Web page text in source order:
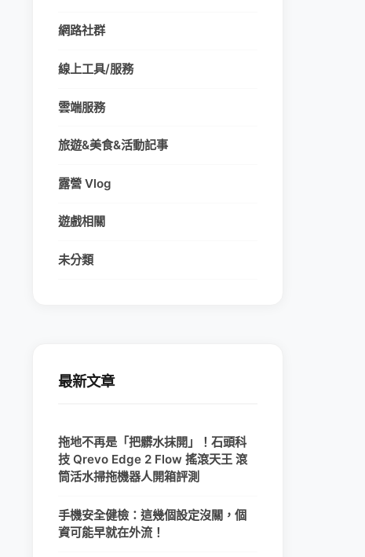
網路社群
線上工具/服務
雲端服務
旅遊&美食&活動記事
露營 Vlog
遊戲相關
未分類
最新文章
拖地不再是「把髒水抹開」！石頭科
技 Qrevo Edge 2 Flow 搖滾天王 滾
筒活水掃拖機器人開箱評測
手機安全健檢：這幾個設定沒關，個
資可能早就在外流！